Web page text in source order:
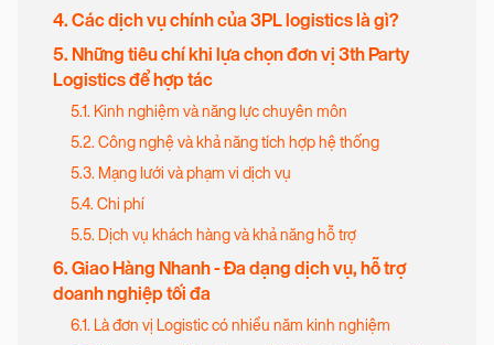
4. Các dịch vụ chính của 3PL logistics là gì?
5. Những tiêu chí khi lựa chọn đơn vị 3th Party
Logistics để hợp tác
5.1. Kinh nghiệm và năng lực chuyên môn
5.2. Công nghệ và khả năng tích hợp hệ thống
5.3. Mạng lưới và phạm vi dịch vụ
5.4. Chi phí
5.5. Dịch vụ khách hàng và khả năng hỗ trợ
6. Giao Hàng Nhanh - Đa dạng dịch vụ, hỗ trợ
doanh nghiệp tối đa
6.1. Là đơn vị Logistic có nhiều năm kinh nghiệm